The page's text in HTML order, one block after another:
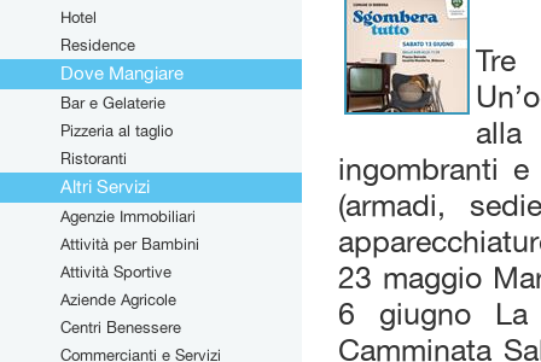
Hotel
Residence
Dove Mangiare
Bar e Gelaterie
Pizzeria al taglio
Ristoranti
Altri Servizi
Agenzie Immobiliari
Attività per Bambini
Attività Sportive
Aziende Agricole
Centri Benessere
Commercianti e Servizi
Tre
ingombranti
(armadi,
23 maggio
6 giugno La
Camminata